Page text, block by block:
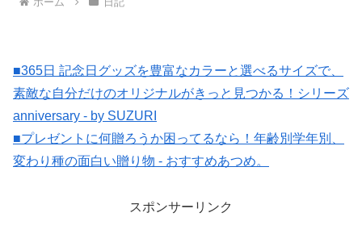
■365日 記念日グッズを豊富なカラーと選べるサイズで、
素敵な自分だけのオリジナルがきっと見つかる！シリーズ
anniversary - by SUZURI
■プレゼントに何贈ろうか困ってるなら！年齢別学年別、
変わり種の面白い贈り物 - おすすめあつめ。
スポンサーリンク